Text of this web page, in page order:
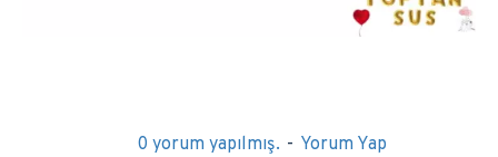
0 yorum yapılmış. - Yorum Yap